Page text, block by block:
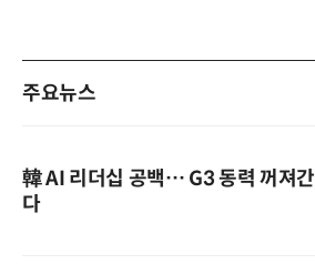
주요뉴스
韓 AI 리더십 공백… G3 동력 꺼져간
다